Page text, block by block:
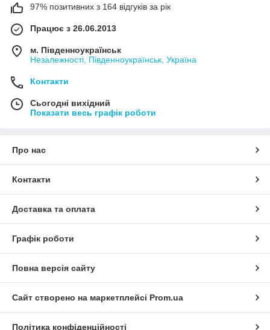
97% позитивних з 164 відгуків за рік
Працює з 26.06.2013
м. Південноукраїнськ
Незалежності, Південноукраїнськ, Україна
Контакти
Сьогодні вихідний
Показати весь графік роботи
Про нас
Контакти
Доставка та оплата
Графік роботи
Повна версія сайту
Сайт створено на маркетплейсі Prom.ua
Політика конфіденційності